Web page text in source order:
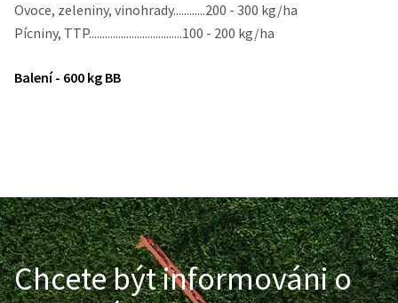
Ovoce, zeleniny, vinohrady............200 - 300 kg/ha
Pícniny, TTP...................................100 - 200 kg/ha
Balení - 600 kg BB
Chcete být informováni o